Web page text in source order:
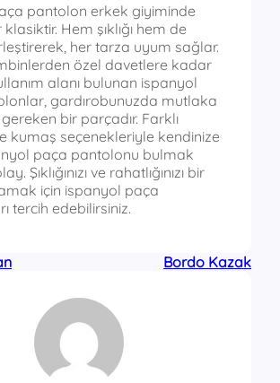
pantolon erkek giyiminde
Hem şıklığı hem de
her tarza uyum sağlar.
özel davetlere kadar
alanı bulunan ispanyol
gardırobunuzda mutlaka
bir parçadır. Farklı
kumaş seçenekleriyle kendinize
paça pantolonu bulmak
Şıklığınızı ve rahatlığınızı bir
için ispanyol paça
tercih edebilirsiniz.
Bordo Kazak